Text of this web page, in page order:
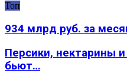
Топ
934 млрд руб. за
Персики, нектарины
бьют…